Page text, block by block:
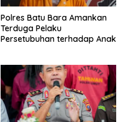
Polres Batu Bara Amankan
Terduga Pelaku
Persetubuhan terhadap Anak